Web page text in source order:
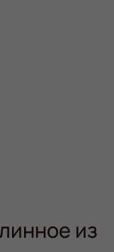
из